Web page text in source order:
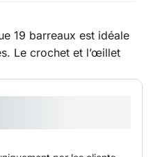
19 barreaux est idéale
Le crochet et l’œillet
toute épreuve de